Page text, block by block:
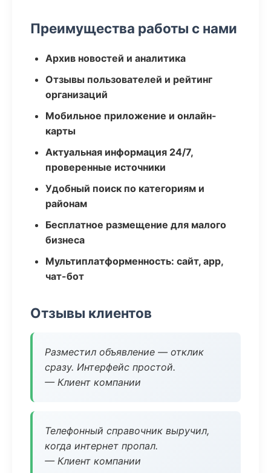
Преимущества работы с нами
Архив новостей и аналитика
Отзывы пользователей и рейтинг
организаций
Мобильное приложение и онлайн-
карты
Актуальная информация 24/7,
проверенные источники
Удобный поиск по категориям и
районам
Бесплатное размещение для малого
бизнеса
Мультиплатформенность: сайт, app,
чат-бот
Отзывы клиентов
Разместил объявление — отклик
сразу. Интерфейс простой.
— Клиент компании
Телефонный справочник выручил,
когда интернет пропал.
— Клиент компании